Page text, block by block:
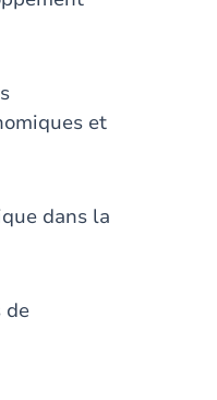
et
dans la
de